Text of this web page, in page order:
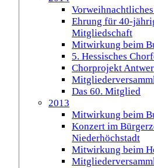
Ehrung für 40-
Mitgliedschaft
Mitwirkung beim
5. Hessisches
Chorprojekt
Das 60. Mitglied
2013
Mitwirkung beim
Konzert im
Niederhöchstadt
Mitwirkung beim